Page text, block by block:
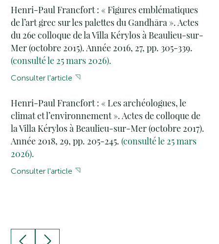
Henri-Paul Francfort : « Figures emblématiques
de l’art grec sur les palettes du Gandhāra ». Actes
du 26e colloque de la Villa Kérylos à Beaulieu-sur-
Mer (octobre 2015). Année 2016, 27, pp. 305-339.
(consulté le 25 mars 2026).
Consulter l'article
Henri-Paul Francfort : « Les archéologues, le
climat et l’environnement ». Actes de colloque de
la Villa Kérylos à Beaulieu-sur-Mer (octobre 2017).
Année 2018, 29, pp. 205-245.(consulté le 25 mars
2026).
Consulter l'article